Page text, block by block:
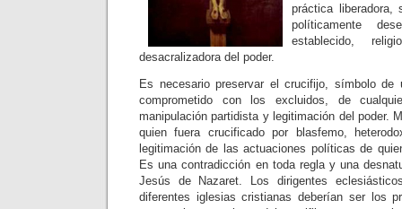
práctica liberadora,
políticamente
establecido,
desacralizadora del poder.
Es necesario preservar el crucifijo, símbolo de
comprometido con los excluidos, de
manipulación partidista y legitimación del poder.
quien fuera crucificado por blasfemo,
legitimación de las actuaciones políticas de
Es una contradicción en toda regla y una
Jesús de Nazaret. Los dirigentes
diferentes iglesias cristianas deberían ser los